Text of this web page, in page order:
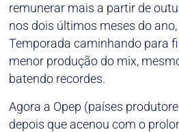
remunerar mais a partir de
nos dois últimos meses do
Temporada caminhando para
menor produção do mix,
batendo recordes.
Agora a Opep (países
depois que acenou com o